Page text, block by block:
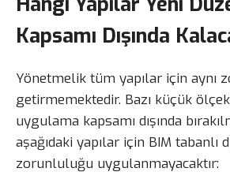
Kapsamı Dışında
Yönetmelik tüm yapılar için aynı
getirmemektedir. Bazı küçük
uygulama kapsamı dışında
aşağıdaki yapılar için BIM tabanlı
zorunluluğu uygulanmayacaktır: